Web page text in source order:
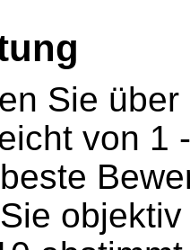
Sie
von 1